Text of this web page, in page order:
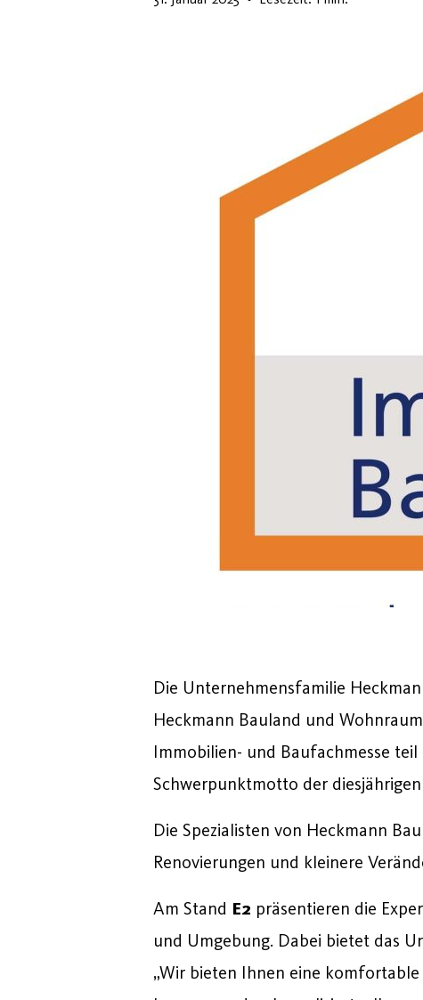
Die Unternehmensfamilie
Heckmann Bauland und
Immobilien- und Baufachmesse
Schwerpunktmotto der
Die Spezialisten von Heckmann
Renovierungen und kleinere
Am Stand E2 präsentieren die
und Umgebung. Dabei bietet das
„Wir bieten Ihnen eine